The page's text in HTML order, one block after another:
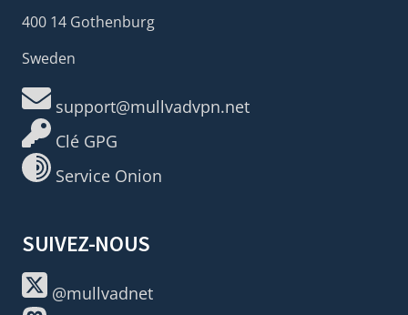
400 14 Gothenburg
Sweden
support@mullvadvpn.net
Clé GPG
Service Onion
SUIVEZ-NOUS
@mullvadnet